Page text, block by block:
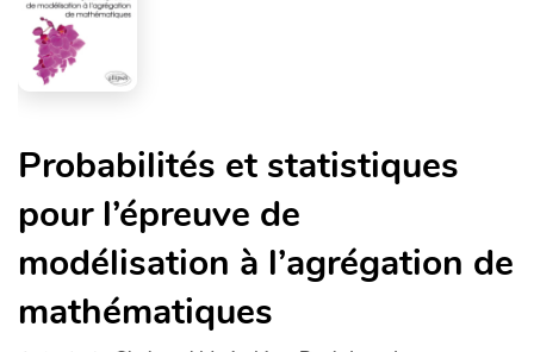
Probabilités et statistiques
pour l’épreuve de
modélisation à l’agrégation de
mathématiques